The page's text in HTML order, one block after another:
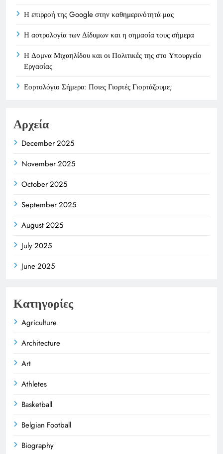
Η επιρροή της Google στην καθημερινότητά μας
Η αστρολογία των Δίδυμων και η σημασία τους σήμερα
Η Δομνα Μιχαηλίδου και οι Πολιτικές της στο Υπουργείο
Εργασίας
Εορτολόγιο Σήμερα: Ποιες Γιορτές Γιορτάζουμε;
Αρχεία
December 2025
November 2025
October 2025
September 2025
August 2025
July 2025
June 2025
Κατηγορίες
Agriculture
Architecture
Art
Athletes
Basketball
Belgian Football
Biography